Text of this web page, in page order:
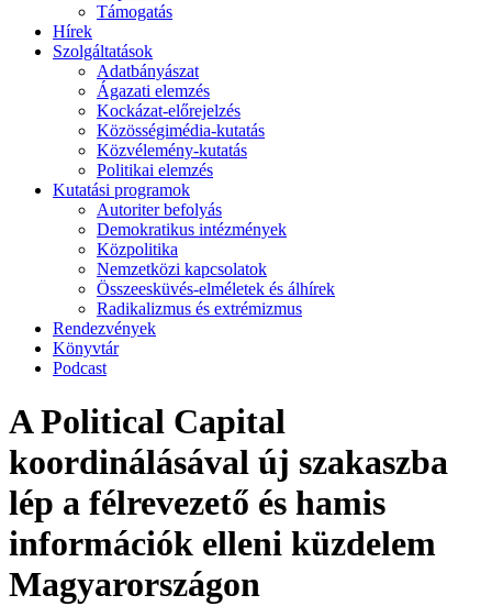
Támogatás
Hírek
Szolgáltatások
Adatbányászat
Ágazati elemzés
Kockázat-előrejelzés
Közösségimédia-kutatás
Közvélemény-kutatás
Politikai elemzés
Kutatási programok
Autoriter befolyás
Demokratikus intézmények
Közpolitika
Nemzetközi kapcsolatok
Összeesküvés-elméletek és álhírek
Radikalizmus és extrémizmus
Rendezvények
Könyvtár
Podcast
A Political Capital
koordinálásával új szakaszba
lép a félrevezető és hamis
információk elleni küzdelem
Magyarországon